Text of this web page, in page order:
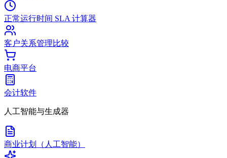
正常运行时间 SLA 计算器
客户关系管理比较
电商平台
会计软件
人工智能与生成器
商业计划（人工智能）